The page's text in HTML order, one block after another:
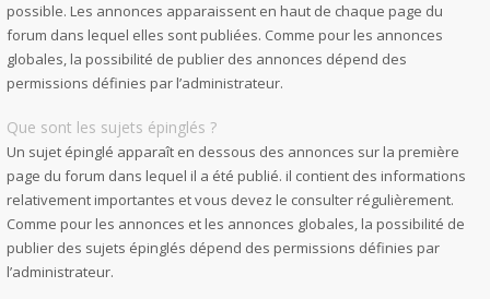
possible. Les annonces apparaissent en haut de chaque page du
forum dans lequel elles sont publiées. Comme pour les annonces
globales, la possibilité de publier des annonces dépend des
permissions définies par l’administrateur.
Que sont les sujets épinglés ?
Un sujet épinglé apparaît en dessous des annonces sur la première
page du forum dans lequel il a été publié. il contient des informations
relativement importantes et vous devez le consulter régulièrement.
Comme pour les annonces et les annonces globales, la possibilité de
publier des sujets épinglés dépend des permissions définies par
l’administrateur.